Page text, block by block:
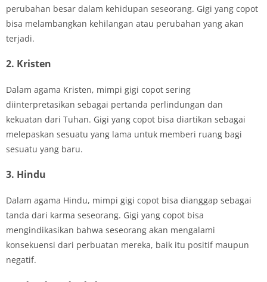
perubahan besar dalam kehidupan seseorang. Gigi yang copot
bisa melambangkan kehilangan atau perubahan yang akan
terjadi.
2. Kristen
Dalam agama Kristen, mimpi gigi copot sering
diinterpretasikan sebagai pertanda perlindungan dan
kekuatan dari Tuhan. Gigi yang copot bisa diartikan sebagai
melepaskan sesuatu yang lama untuk memberi ruang bagi
sesuatu yang baru.
3. Hindu
Dalam agama Hindu, mimpi gigi copot bisa dianggap sebagai
tanda dari karma seseorang. Gigi yang copot bisa
mengindikasikan bahwa seseorang akan mengalami
konsekuensi dari perbuatan mereka, baik itu positif maupun
negatif.